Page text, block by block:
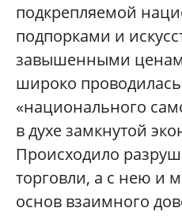
подкрепляемой
подпорками и
завышенными
широко
«национального
в духе замкнутой
Происходило
торговли, а с нею и
основ взаимного